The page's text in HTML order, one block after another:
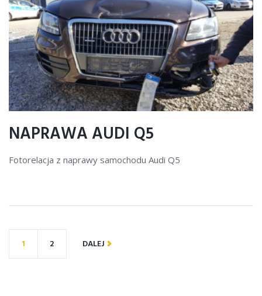
NAPRAWA AUDI Q5
Fotorelacja z naprawy samochodu Audi Q5
1 2 DALEJ